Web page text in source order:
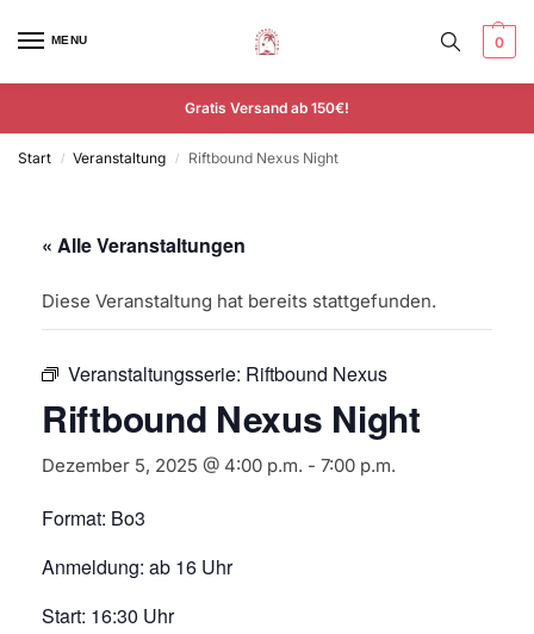
MENU 0
Gratis Versand ab 150€!
Start / Veranstaltung / Riftbound Nexus Night
« Alle Veranstaltungen
Diese Veranstaltung hat bereits stattgefunden.
Veranstaltungsserie: Riftbound Nexus
Riftbound Nexus Night
Dezember 5, 2025 @ 4:00 p.m. - 7:00 p.m.
Format: Bo3
Anmeldung: ab 16 Uhr
Start: 16:30 Uhr